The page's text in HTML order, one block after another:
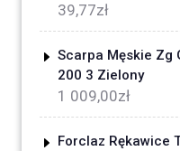
39,77zł
Scarpa Męskie Zg
200 3 Zielony
1 009,00zł
Forclaz Rękawice